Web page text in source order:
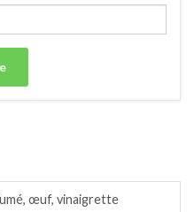
œuf, vinaigrette